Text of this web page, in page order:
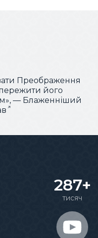
Преображення
його
— Блаженніший
287+
тисяч